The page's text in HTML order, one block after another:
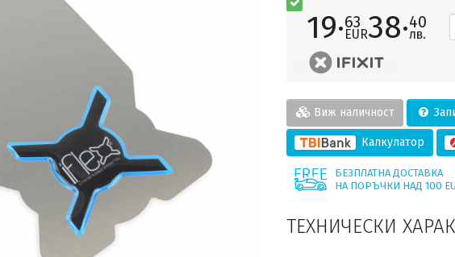
19·63
EUR38·40
лв.
Виж наличност
Калкулатор
БЕЗПЛАТНА ДОСТАВКА
НА ПОРЪЧКИ НАД 100
ТЕХНИЧЕСКИ